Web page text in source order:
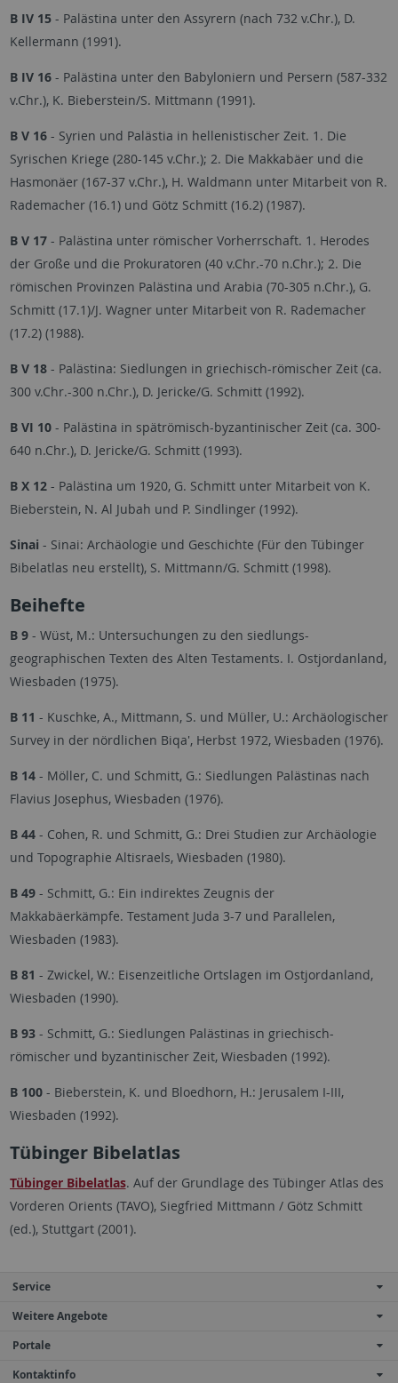
B IV 15- Palästina unter den Assyrern (nach 732 v.Chr.), D.
Kellermann (1991).
B IV 16- Palästina unter den Babyloniern und Persern (587-332
v.Chr.), K. Bieberstein/S. Mittmann (1991).
B V 16- Syrien und Palästia in hellenistischer Zeit. 1. Die
Syrischen Kriege (280-145 v.Chr.); 2. Die Makkabäer und die
Hasmonäer (167-37 v.Chr.), H. Waldmann unter Mitarbeit von R.
Rademacher (16.1) und Götz Schmitt (16.2) (1987).
B V 17- Palästina unter römischer Vorherrschaft. 1. Herodes
der Große und die Prokuratoren (40 v.Chr.-70 n.Chr.); 2. Die
römischen Provinzen Palästina und Arabia (70-305 n.Chr.), G.
Schmitt (17.1)/J. Wagner unter Mitarbeit von R. Rademacher
(17.2) (1988).
B V 18- Palästina: Siedlungen in griechisch-römischer Zeit (ca.
300 v.Chr.-300 n.Chr.), D. Jericke/G. Schmitt (1992).
B VI 10- Palästina in spätrömisch-byzantinischer Zeit (ca. 300-
640 n.Chr.), D. Jericke/G. Schmitt (1993).
B X 12- Palästina um 1920, G. Schmitt unter Mitarbeit von K.
Bieberstein, N. Al Jubah und P. Sindlinger (1992).
Sinai - Sinai: Archäologie und Geschichte (Für den Tübinger
Bibelatlas neu erstellt), S. Mittmann/G. Schmitt (1998).
Beihefte
B 9- Wüst, M.: Untersuchungen zu den siedlungs-
geographischen Texten des Alten Testaments. I. Ostjordanland,
Wiesbaden (1975).
B 11 - Kuschke, A., Mittmann, S. und Müller, U.: Archäologischer
Survey in der nördlichen Biqa', Herbst 1972, Wiesbaden (1976).
B 14- Möller, C. und Schmitt, G.: Siedlungen Palästinas nach
Flavius Josephus, Wiesbaden (1976).
B 44- Cohen, R. und Schmitt, G.: Drei Studien zur Archäologie
und Topographie Altisraels, Wiesbaden (1980).
B 49- Schmitt, G.: Ein indirektes Zeugnis der
Makkabäerkämpfe. Testament Juda 3-7 und Parallelen,
Wiesbaden (1983).
B 81 - Zwickel, W.: Eisenzeitliche Ortslagen im Ostjordanland,
Wiesbaden (1990).
B 93- Schmitt, G.: Siedlungen Palästinas in griechisch-
römischer und byzantinischer Zeit, Wiesbaden (1992).
B 100- Bieberstein, K. und Bloedhorn, H.: Jerusalem I-III,
Wiesbaden (1992).
Tübinger Bibelatlas
Tübinger Bibelatlas. Auf der Grundlage des Tübinger Atlas des
Vorderen Orients (TAVO), Siegfried Mittmann / Götz Schmitt
(ed.), Stuttgart (2001).
Service
Weitere Angebote
Portale
Kontaktinfo